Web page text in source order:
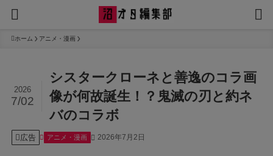
ホーム アニメ・漫画
シスタークローネと善逸のコラ画
像が何故誕生！？鬼滅の刃と約ネ
バのコラボ
2026
7/02
広告 アニメ・漫画 2026年7月2日